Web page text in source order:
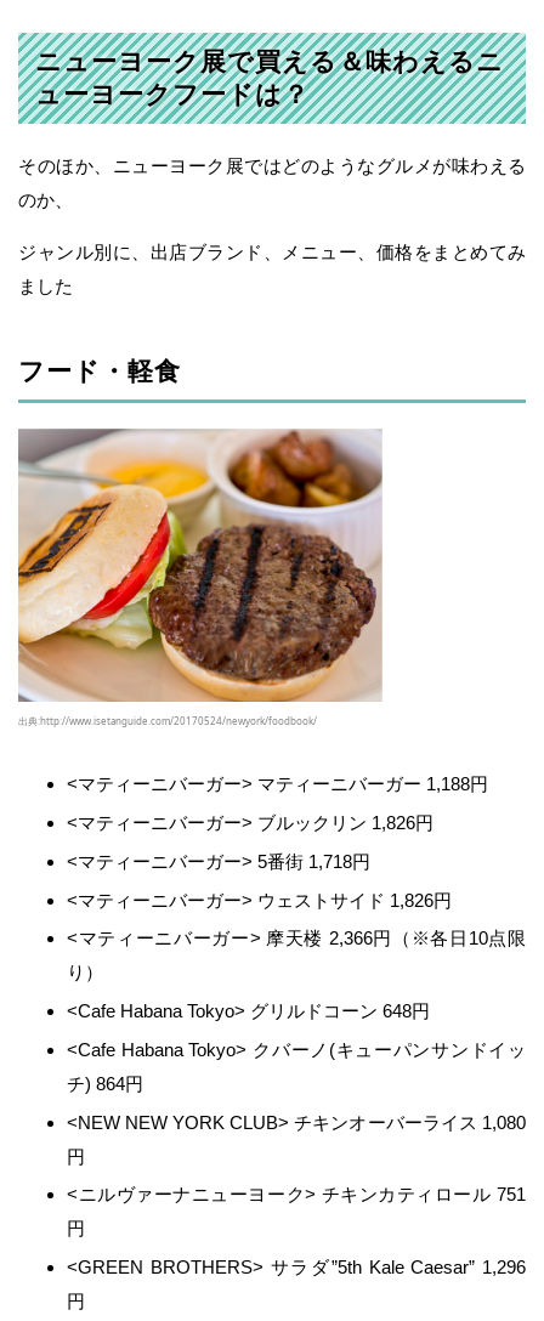
ニューヨーク展で買える＆味わえるニ
ューヨークフードは？
そのほか、ニューヨーク展ではどのようなグルメが味わえる
のか、
ジャンル別に、出店ブランド、メニュー、価格をまとめてみ
ました
フード・軽食
出典:http://www.isetanguide.com/20170524/newyork/foodbook/
<マティーニバーガー> マティーニバーガー 1,188円
<マティーニバーガー> ブルックリン 1,826円
<マティーニバーガー> 5番街 1,718円
<マティーニバーガー> ウェストサイド 1,826円
<マティーニバーガー> 摩天楼 2,366円（※各日10点限
り）
<Cafe Habana Tokyo> グリルドコーン 648円
<Cafe Habana Tokyo> クバーノ(キューパンサンドイッ
チ) 864円
<NEW NEW YORK CLUB> チキンオーバーライス 1,080
円
<ニルヴァーナニューヨーク> チキンカティロール 751
円
<GREEN BROTHERS> サラダ”5th Kale Caesar” 1,296
円